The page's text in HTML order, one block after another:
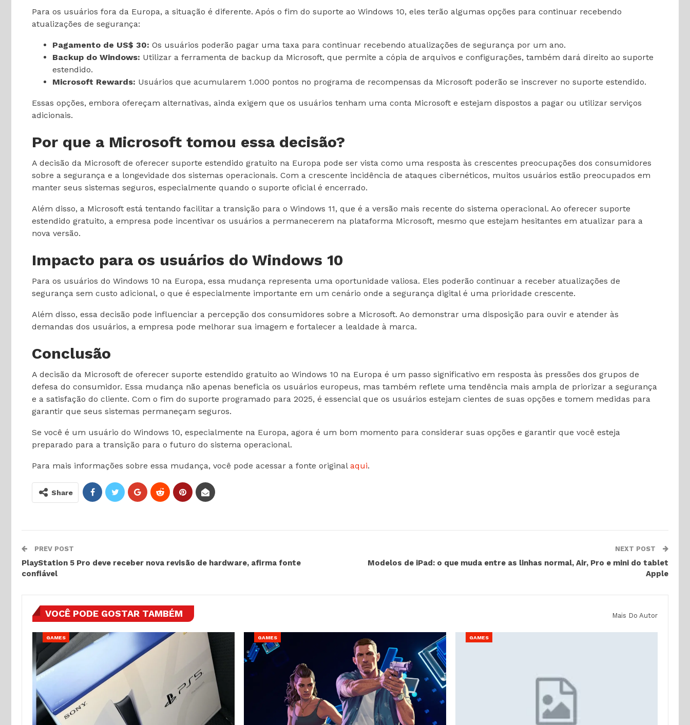
Para os usuários fora da Europa, a situação é diferente. Após o fim do suporte ao Windows 10, eles terão algumas opções para continuar recebendo
atualizações de segurança:
Pagamento de US$ 30: Os usuários poderão pagar uma taxa para continuar recebendo atualizações de segurança por um ano.
Backup do Windows: Utilizar a ferramenta de backup da Microsoft, que permite a cópia de arquivos e configurações, também dará direito ao suporte
estendido.
Microsoft Rewards: Usuários que acumularem 1.000 pontos no programa de recompensas da Microsoft poderão se inscrever no suporte estendido.
Essas opções, embora ofereçam alternativas, ainda exigem que os usuários tenham uma conta Microsoft e estejam dispostos a pagar ou utilizar serviços
adicionais.
Por que a Microsoft tomou essa decisão?
A decisão da Microsoft de oferecer suporte estendido gratuito na Europa pode ser vista como uma resposta às crescentes preocupações dos consumidores
sobre a segurança e a longevidade dos sistemas operacionais. Com a crescente incidência de ataques cibernéticos, muitos usuários estão preocupados em
manter seus sistemas seguros, especialmente quando o suporte oficial é encerrado.
Além disso, a Microsoft está tentando facilitar a transição para o Windows 11, que é a versão mais recente do sistema operacional. Ao oferecer suporte
estendido gratuito, a empresa pode incentivar os usuários a permanecerem na plataforma Microsoft, mesmo que estejam hesitantes em atualizar para a
nova versão.
Impacto para os usuários do Windows 10
Para os usuários do Windows 10 na Europa, essa mudança representa uma oportunidade valiosa. Eles poderão continuar a receber atualizações de
segurança sem custo adicional, o que é especialmente importante em um cenário onde a segurança digital é uma prioridade crescente.
Além disso, essa decisão pode influenciar a percepção dos consumidores sobre a Microsoft. Ao demonstrar uma disposição para ouvir e atender às
demandas dos usuários, a empresa pode melhorar sua imagem e fortalecer a lealdade à marca.
Conclusão
A decisão da Microsoft de oferecer suporte estendido gratuito ao Windows 10 na Europa é um passo significativo em resposta às pressões dos grupos de
defesa do consumidor. Essa mudança não apenas beneficia os usuários europeus, mas também reflete uma tendência mais ampla de priorizar a segurança
e a satisfação do cliente. Com o fim do suporte programado para 2025, é essencial que os usuários estejam cientes de suas opções e tomem medidas para
garantir que seus sistemas permaneçam seguros.
Se você é um usuário do Windows 10, especialmente na Europa, agora é um bom momento para considerar suas opções e garantir que você esteja
preparado para a transição para o futuro do sistema operacional.
Para mais informações sobre essa mudança, você pode acessar a fonte original aqui.
Share
PREV POST
PlayStation 5 Pro deve receber nova revisão de hardware, afirma fonte
confiável
NEXT POST
Modelos de iPad: o que muda entre as linhas normal, Air, Pro e mini do tablet
Apple
VOCÊ PODE GOSTAR TAMBÉM Mais Do Autor
GAMES GAMES GAMES